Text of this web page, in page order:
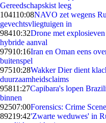
Gereedschapskist leeg
104110:08NAVO zet wegens
gevechtsvliegtuigen in
98410:32Drone met
hybride aanval
97910:16Iran en Oman eens
buitenspel
97510:28Wakker Dier dient
duurzaamheidsclaims
95811:27Capibara's lopen
binnen
92507:00Forensics: Crime
89219:42'Zwarte weduwes' in